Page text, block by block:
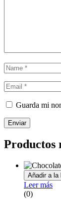
Guarda mi
Enviar
Productos
Añadir a la
Leer más
(0)